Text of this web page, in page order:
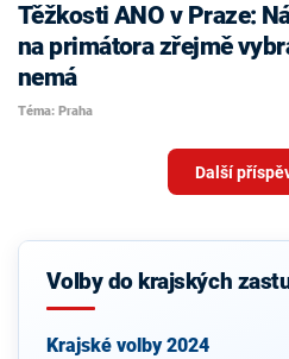
Těžkosti ANO v Praze:
na primátora zřejmě
nemá
Téma: Praha
Další
Volby do krajských
Krajské volby 2024